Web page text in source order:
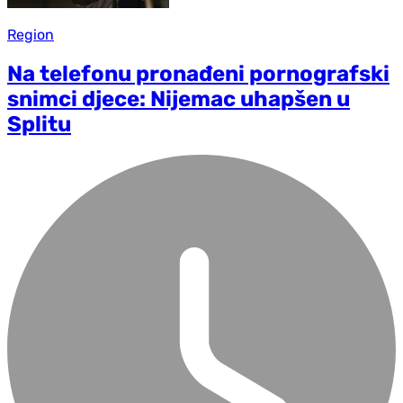
Region
Na telefonu pronađeni pornografski
snimci djece: Nijemac uhapšen u
Splitu